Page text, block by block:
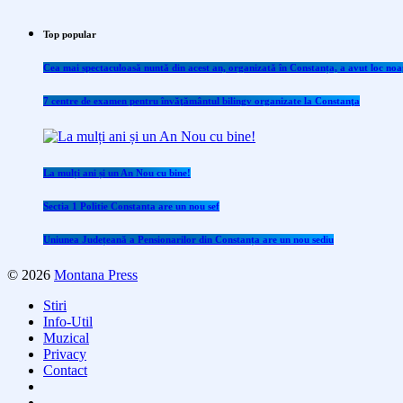
Top popular
Cea mai spectaculoasă nuntă din acest an, organizată în Constanța, a avut loc
7 centre de examen pentru învăţământul bilingv organizate la Constanţa
La mulți ani și un An Nou cu bine!
Sectia 1 Politie Constanta are un nou sef
Uniunea Județeană a Pensionarilor din Constanța are un nou sediu
© 2026 Montana Press
Stiri
Info-Util
Muzical
Privacy
Contact